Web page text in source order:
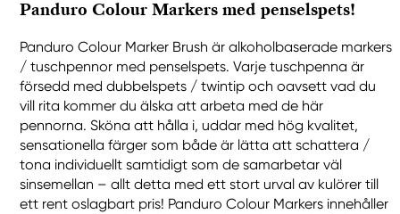
Panduro Colour Markers med penselspets!
Panduro Colour Marker Brush är alkoholbaserade markers
/ tuschpennor med penselspets. Varje tuschpenna är
försedd med dubbelspets / twintip och oavsett vad du
vill rita kommer du älska att arbeta med de här
pennorna. Sköna att hålla i, uddar med hög kvalitet,
sensationella färger som både är lätta att schattera /
tona individuellt samtidigt som de samarbetar väl
sinsemellan – allt detta med ett stort urval av kulörer till
ett rent oslagbart pris! Panduro Colour Markers innehåller